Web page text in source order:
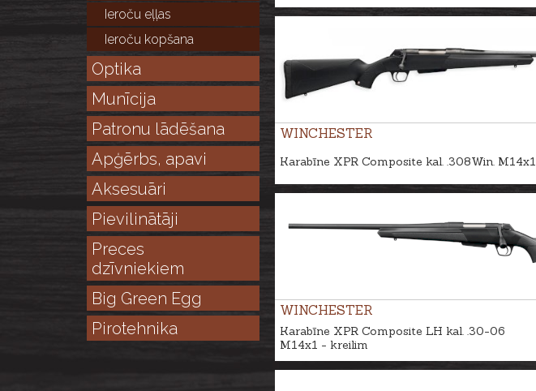
Ieroču eļļas
Ieroču kopšana
Optika
Munīcija
Patronu lādēšana
Apģērbs, apavi
Aksesuāri
Pievilinātāji
Preces
dzīvniekiem
Big Green Egg
Pirotehnika
WINCHESTER
Karabīne XPR Composite kal. .308Win. M14x1
WINCHESTER
Karabīne XPR Composite LH kal. .30-06
M14x1 - kreilim